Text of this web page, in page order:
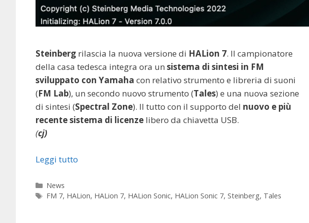
Steinberg rilascia la nuova versione di HALion 7. Il campionatore
della casa tedesca integra ora un sistema di sintesi in FM
sviluppato con Yamaha con relativo strumento e libreria di suoni
(FM Lab), un secondo nuovo strumento (Tales) e una nuova sezione
di sintesi (Spectral Zone). Il tutto con il supporto del nuovo e più
recente sistema di licenze libero da chiavetta USB.
(cj)
Leggi tutto
Categorie
News
Tag
FM 7, HALion, HALion 7, HALion Sonic, HALion Sonic 7, Steinberg, Tales